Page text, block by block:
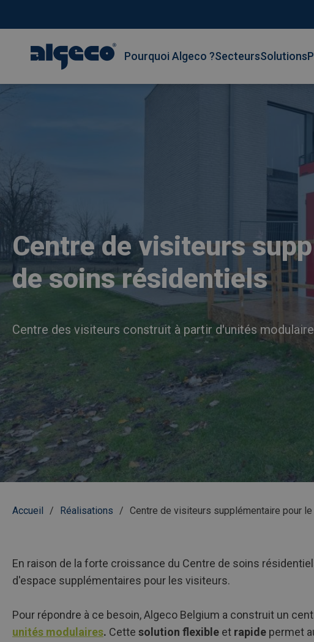
Pourquoi Algeco ?SecteursSolutions
Centre de visiteurs
de soins résidentiels
Centre des visiteurs construit à partir d'unités
Fil
d'Ariane
Accueil Réalisations Centre de visiteurs supplémentaire pour
En raison de la forte croissance du Centre de soins
d'espace supplémentaires pour les visiteurs.
Pour répondre à ce besoin, Algeco Belgium a construit un
unités modulaires. Cette solution flexible et rapide permet